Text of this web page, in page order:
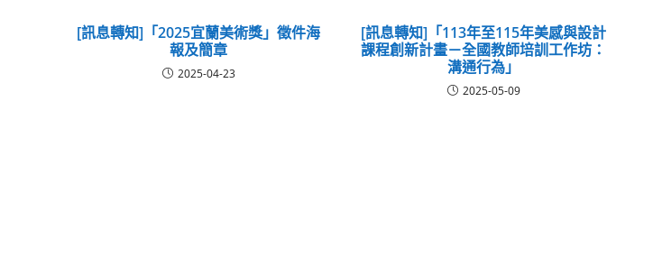
[訊息轉知]「2025宜蘭美術獎」徵件海
報及簡章
2025-04-23
[訊息轉知]「113年至115年美感與設計
課程創新計畫－全國教師培訓工作坊：
溝通行為」
2025-05-09